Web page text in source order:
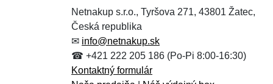
Netnakup s.r.o., Tyršova 271, 43801 Žatec,
Česká republika
✉ info@netnakup.sk
☎ +421 222 205 186 (Po-Pi 8:00-16:30)
Kontaktný formulár